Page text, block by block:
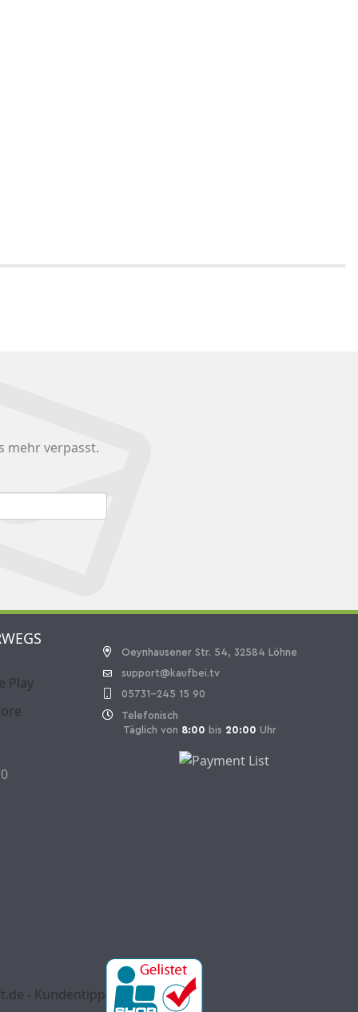
mehr verpasst.
Oeynhausener Str. 54, 32584 Löhne
support@kaufbei.tv
05731-245 15 90
Telefonisch
Täglich von 8:00 bis 20:00 Uhr